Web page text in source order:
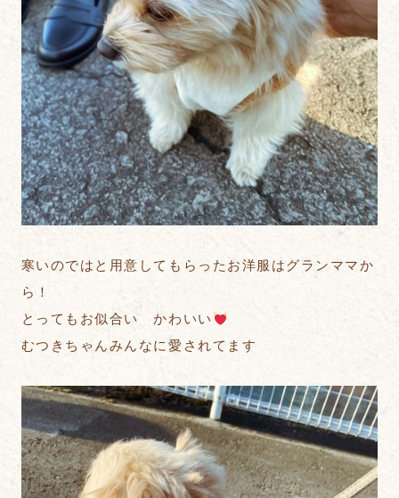
寒いのではと用意してもらったお洋服はグランママか
ら！
とってもお似合い かわいい
むつきちゃんみんなに愛されてます